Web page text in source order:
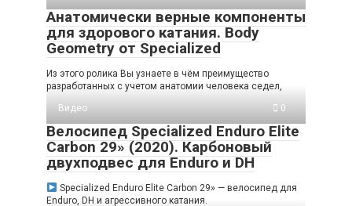
Анатомически верные компоненты
для здорового катания. Body
Geometry от Specialized
Из этого ролика Вы узнаете в чём преимущество
разработанных с учетом анатомии человека седел,
Видео
0
Велосипед Specialized Enduro Elite
Carbon 29» (2020). Карбоновый
двухподвес для Enduro и DH
Specialized Enduro Elite Carbon 29» — велосипед для
Enduro, DH и агрессивного катания.